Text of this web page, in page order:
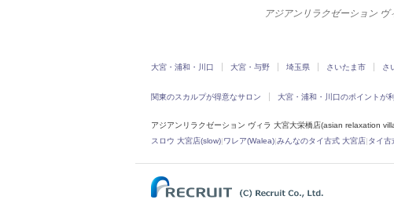
アジアンリラクゼーション
大宮・浦和・川口 大宮・与野 埼玉県 さいたま市 さ
関東のスカルプが得意なサロン 大宮・浦和・川口のポイントが
アジアンリラクゼーション ヴィラ 大宮大栄橋店(asian relaxation
スロウ 大宮店(slow)|ワレア(Walea)|みんなのタイ古式 大宮店|タイ古